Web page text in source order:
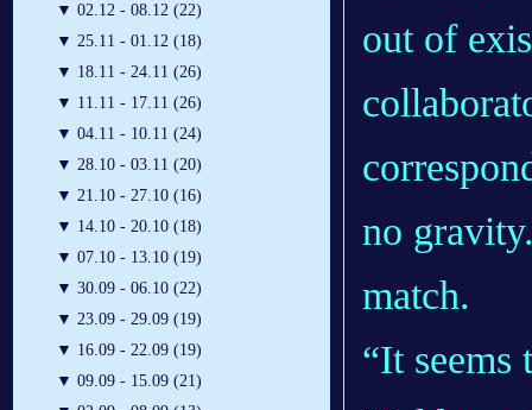
▼ 02.12 - 08.12 (22)
▼ 25.11 - 01.12 (18)
▼ 18.11 - 24.11 (26)
▼ 11.11 - 17.11 (26)
▼ 04.11 - 10.11 (24)
▼ 28.10 - 03.11 (20)
▼ 21.10 - 27.10 (16)
▼ 14.10 - 20.10 (18)
▼ 07.10 - 13.10 (19)
▼ 30.09 - 06.10 (22)
▼ 23.09 - 29.09 (19)
▼ 16.09 - 22.09 (19)
▼ 09.09 - 15.09 (21)
out of
no
match.
“It seems